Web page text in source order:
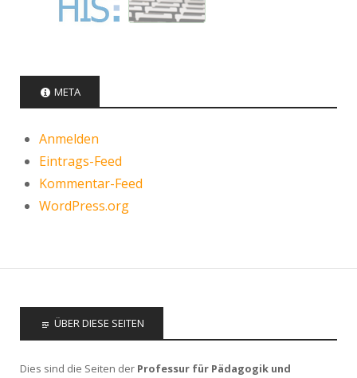
META
Anmelden
Eintrags-Feed
Kommentar-Feed
WordPress.org
ÜBER DIESE SEITEN
Dies sind die Seiten der Professur für Pädagogik und